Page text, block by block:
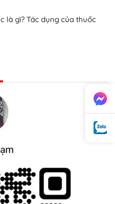
là gì? Tác dụng của thuốc